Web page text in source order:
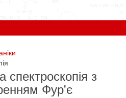
спектроскопія з
Фур'є